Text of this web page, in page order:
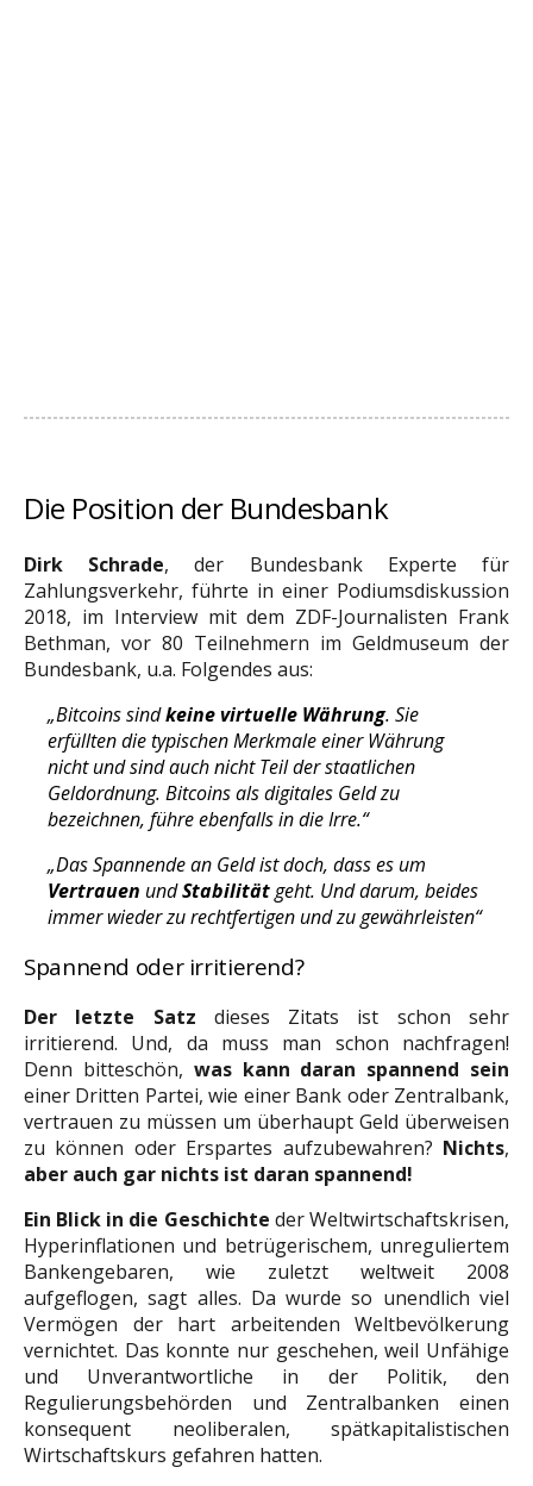
Die Position der Bundesbank
Dirk Schrade, der Bundesbank Experte für
Zahlungsverkehr, führte in einer Podiumsdiskussion
2018, im Interview mit dem ZDF-Journalisten Frank
Bethman, vor 80 Teilnehmern im Geldmuseum der
Bundesbank, u.a. Folgendes aus:
„Bitcoins sindkeine virtuelle Währung. Sie
erfüllten die typischen Merkmale einer Währung
nicht und sind auch nicht Teil der staatlichen
Geldordnung. Bitcoins als digitales Geld zu
bezeichnen, führe ebenfalls in die Irre.“
„Das Spannende an Geld ist doch, dass es um
Vertrauen undStabilitätgeht. Und darum, beides
immer wieder zu rechtfertigen und zu gewährleisten“
Spannend oder irritierend?
Der letzte Satz dieses Zitats ist schon sehr
irritierend. Und, da muss man schon nachfragen!
Denn bitteschön, was kann daran spannend sein
einer Dritten Partei, wie einer Bank oder Zentralbank,
vertrauen zu müssen um überhaupt Geld überweisen
zu können oder Erspartes aufzubewahren? Nichts,
aber auch gar nichts ist daran spannend!
Ein Blick in die Geschichte der Weltwirtschaftskrisen,
Hyperinflationen und betrügerischem, unreguliertem
Bankengebaren, wie zuletzt weltweit 2008
aufgeflogen, sagt alles. Da wurde so unendlich viel
Vermögen der hart arbeitenden Weltbevölkerung
vernichtet. Das konnte nur geschehen, weil Unfähige
und Unverantwortliche in der Politik, den
Regulierungsbehörden und Zentralbanken einen
konsequent neoliberalen, spätkapitalistischen
Wirtschaftskurs gefahren hatten.